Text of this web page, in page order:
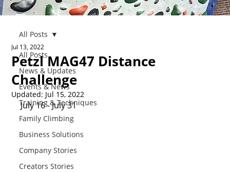
All Posts
News & Updates
Events & News
Training & Techniques
Family Climbing
Business Solutions
Company Stories
Creators Stories
All Posts
Petzl MAG47 Distance
Challenge
Jul 13, 2022
Updated: Jul 15, 2022
July 16 - July 31